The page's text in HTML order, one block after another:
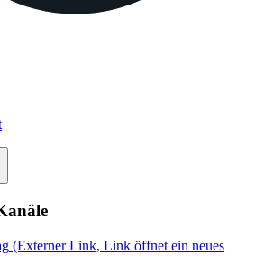
(Externer Link, Link öffnet ein neues